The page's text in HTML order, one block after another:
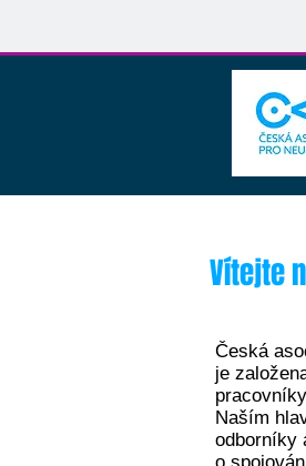
Vítejte
Česká
je
Naším
odborníky